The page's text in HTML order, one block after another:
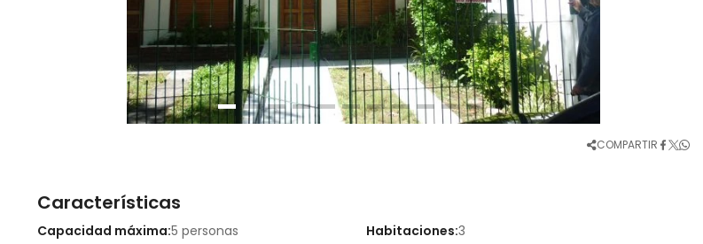
COMPARTIR
Características
Capacidad máxima:5 personas Habitaciones:3